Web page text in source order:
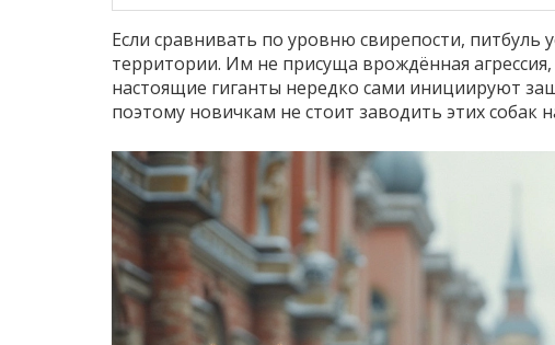
Если сравнивать по уровню свирепости, питбуль
территории. Им не присуща врождённая
настоящие гиганты нередко сами инициируют
поэтому новичкам не стоит заводить этих собак